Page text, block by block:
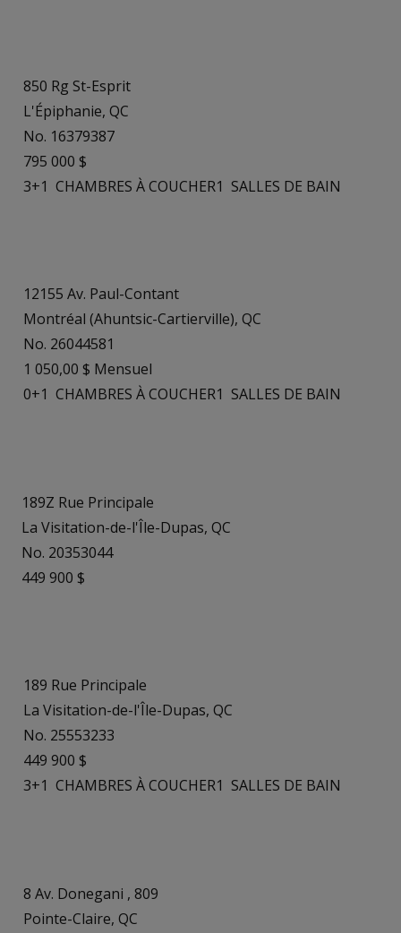
850 Rg St-Esprit
L'Épiphanie, QC
No. 16379387
795 000 $
3+1 CHAMBRES À COUCHER1 SALLES DE BAIN
12155 Av. Paul-Contant
Montréal (Ahuntsic-Cartierville), QC
No. 26044581
1 050,00 $ Mensuel
0+1 CHAMBRES À COUCHER1 SALLES DE BAIN
189Z Rue Principale
La Visitation-de-l'Île-Dupas, QC
No. 20353044
449 900 $
189 Rue Principale
La Visitation-de-l'Île-Dupas, QC
No. 25553233
449 900 $
3+1 CHAMBRES À COUCHER1 SALLES DE BAIN
8 Av. Donegani , 809
Pointe-Claire, QC